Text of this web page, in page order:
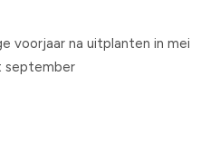
voorjaar na uitplanten in mei
september